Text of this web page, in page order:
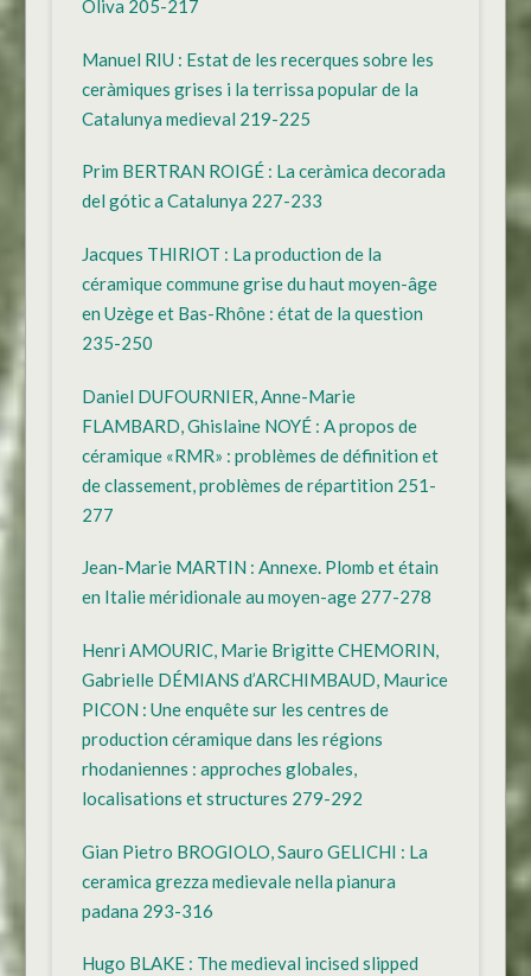
Oliva 205-217
Manuel RIU : Estat de les recerques sobre les
ceràmiques grises i la terrissa popular de la
Catalunya medieval 219-225
Prim BERTRAN ROIGÉ : La ceràmica decorada
del gótic a Catalunya 227-233
Jacques THIRIOT : La production de la
céramique commune grise du haut moyen-âge
en Uzège et Bas-Rhône : état de la question
235-250
Daniel DUFOURNIER, Anne-Marie
FLAMBARD, Ghislaine NOYÉ : A propos de
céramique «RMR» : problèmes de définition et
de classement, problèmes de répartition 251-
277
Jean-Marie MARTIN : Annexe. Plomb et étain
en Italie méridionale au moyen-age 277-278
Henri AMOURIC, Marie Brigitte CHEMORIN,
Gabrielle DÉMIANS d’ARCHIMBAUD, Maurice
PICON : Une enquête sur les centres de
production céramique dans les régions
rhodaniennes : approches globales,
localisations et structures 279-292
Gian Pietro BROGIOLO, Sauro GELICHI : La
ceramica grezza medievale nella pianura
padana 293-316
Hugo BLAKE : The medieval incised slipped